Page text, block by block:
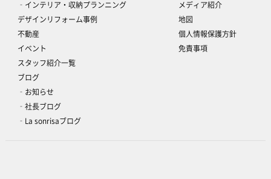
‐インテリア・収納プランニング
デザインリフォーム事例
不動産
イベント
スタッフ紹介一覧
ブログ
‐お知らせ
‐社長ブログ
‐La sonrisaブログ
メディア紹介
地図
個人情報保護方針
免責事項